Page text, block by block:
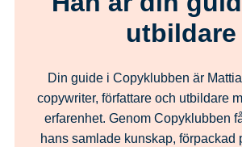
utbildare
Din guide i Copyklubben är
copywriter, författare och utbildare
erfarenhet. Genom Copyklubben
hans samlade kunskap, förpackad